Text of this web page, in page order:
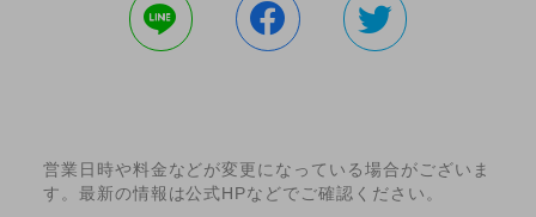
営業日時や料金などが変更になっている場合がございま
す。最新の情報は公式HPなどでご確認ください。